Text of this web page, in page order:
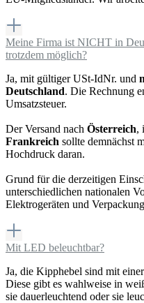
Meine Firma ist NICHT in
trotzdem möglich?
Ja, mit gültiger USt-IdNr. und
Deutschland. Die Rechnung
Umsatzsteuer.
Der Versand nach Österreich,
Frankreich sollte demnächst
Hochdruck daran.
Grund für die derzeitigen
unterschiedlichen nationalen
Elektrogeräten und
Mit LED beleuchtbar?
Ja, die Kipphebel sind mit
Diese gibt es wahlweise in
sie dauerleuchtend oder sie